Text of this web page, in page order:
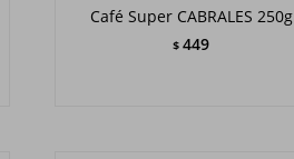
Café Super CABRALES 250g
$ 449